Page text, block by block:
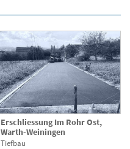
Erschliessung Im Rohr Ost,
Warth-Weiningen
Tiefbau